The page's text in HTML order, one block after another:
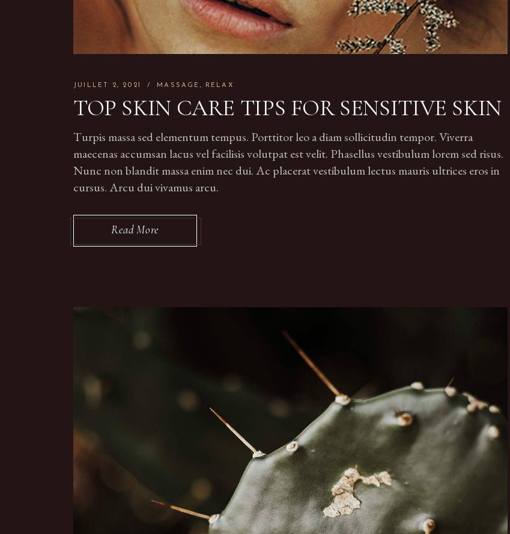
JUILLET 2, 2021 MASSAGE RELAX
TOP SKIN CARE TIPS FOR SENSITIVE SKIN
Turpis massa sed elementum tempus. Porttitor leo a diam sollicitudin tempor. Viverra
maecenas accumsan lacus vel facilisis volutpat est velit. Phasellus vestibulum lorem sed risus.
Nunc non blandit massa enim nec dui. Ac placerat vestibulum lectus mauris ultrices eros in
cursus. Arcu dui vivamus arcu.
Read More